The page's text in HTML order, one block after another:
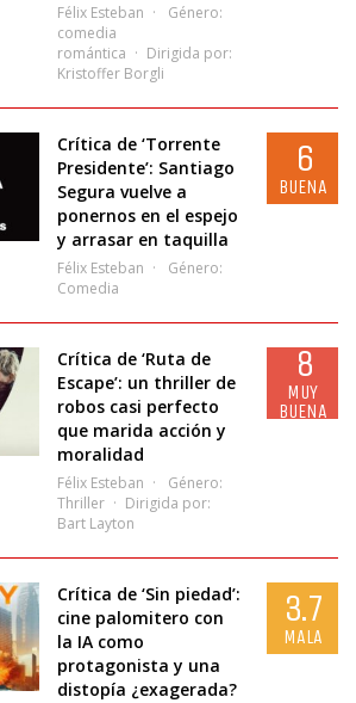
Félix Esteban
Género:
comedia
romántica
Dirigida por:
Kristoffer Borgli
Crítica de ‘Torrente
Presidente’: Santiago
Segura vuelve a
ponernos en el espejo
y arrasar en taquilla
Félix Esteban
Género:
Comedia
6
BUENA
Crítica de ‘Ruta de
Escape’: un thriller de
robos casi perfecto
que marida acción y
moralidad
Félix Esteban
Género:
Thriller
Dirigida por:
Bart Layton
8
MUY
BUENA
Crítica de ‘Sin piedad’:
cine palomitero con
la IA como
protagonista y una
distopía ¿exagerada?
3.7
MALA